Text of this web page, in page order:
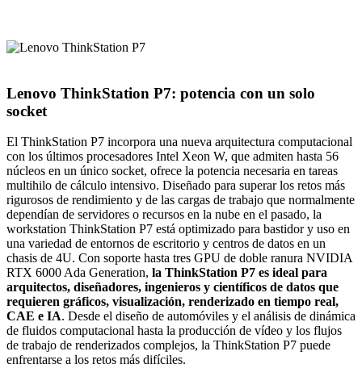
Lenovo ThinkStation P7: potencia con un solo
socket
El ThinkStation P7 incorpora una nueva arquitectura computacional
con los últimos procesadores Intel Xeon W, que admiten hasta 56
núcleos en un único socket, ofrece la potencia necesaria en tareas
multihilo de cálculo intensivo. Diseñado para superar los retos más
rigurosos de rendimiento y de las cargas de trabajo que normalmente
dependían de servidores o recursos en la nube en el pasado, la
workstation ThinkStation P7 está optimizado para bastidor y uso en
una variedad de entornos de escritorio y centros de datos en un
chasis de 4U. Con soporte hasta tres GPU de doble ranura NVIDIA
RTX 6000 Ada Generation, la ThinkStation P7 es ideal para
arquitectos, diseñadores, ingenieros y científicos de datos que
requieren gráficos, visualización, renderizado en tiempo real,
CAE e IA. Desde el diseño de automóviles y el análisis de dinámica
de fluidos computacional hasta la producción de vídeo y los flujos
de trabajo de renderizados complejos, la ThinkStation P7 puede
enfrentarse a los retos más difíciles.